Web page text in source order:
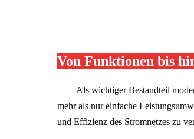
Von Funktionen bis
Als wichtiger Bestandteil
mehr als nur einfache
und Effizienz des Stromnetzes zu